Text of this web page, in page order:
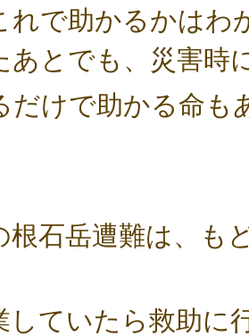
れで助かるかはわ
あとでも、災害時
だけで助かる命も
根石岳遭難は、も
していたら救助に